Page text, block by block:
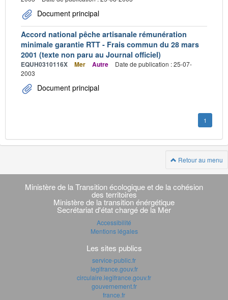
Document principal
Accord national pêche artisanale rémunération
minimale garantie RTT - Frais commun du 28 mars
2001 (texte non paru au Journal officiel)
EQUH0310116X Mer Autre
Date de publication : 25-07-
2003
Document principal
1
Retour au menu
Navigation
transverse
Ministère de la Transition écologique et de la cohésion
des territoires
Ministère de la transition énérgétique
Secrétariat d'état chargé de la Mer
Accessibilité
Mentions légales
Les sites publics
service-public.fr
legifrance.gouv.fr
circulaire.legifrance.gouv.fr
gouvernement.fr
france.fr